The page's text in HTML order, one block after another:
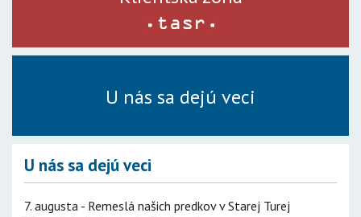
U nás sa dejú veci
U nás sa dejú veci
7. augusta - Remeslá našich predkov v Starej Turej